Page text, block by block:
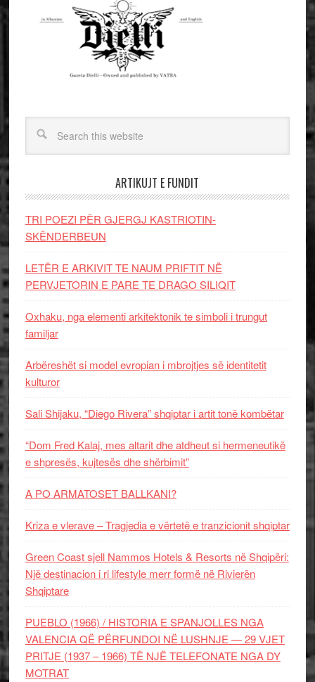
ARTIKUJT E FUNDIT
TRI POEZI PËR GJERGJ KASTRIOTIN-
SKËNDERBEUN
LETËR E ARKIVIT TE NAUM PRIFTIT NË
PERVJETORIN E PARE TE DRAGO SILIQIT
Oxhaku, nga elementi arkitektonik te simboli i trungut
familjar
Arbëreshët si model evropian i mbrojtjes së identitetit
kulturor
Sali Shijaku, “Diego Rivera” shqiptar i artit tonë kombëtar
“Dom Fred Kalaj, mes altarit dhe atdheut si hermeneutikë
e shpresës, kujtesës dhe shërbimit”
A PO ARMATOSET BALLKANI?
Kriza e vlerave – Tragjedia e vërtetë e tranzicionit shqiptar
Green Coast sjell Nammos Hotels & Resorts në Shqipëri:
Një destinacion i ri lifestyle merr formë në Rivierën
Shqiptare
PUEBLO (1966) / HISTORIA E SPANJOLLES NGA
VALENCIA QË PËRFUNDOI NË LUSHNJE — 29 VJET
PRITJE (1937 – 1966) TË NJË TELEFONATE NGA DY
MOTRAT